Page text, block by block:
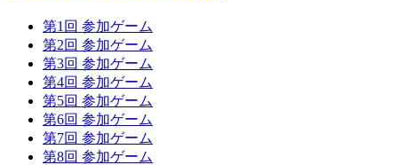
第1回 参加ゲーム
第2回 参加ゲーム
第3回 参加ゲーム
第4回 参加ゲーム
第5回 参加ゲーム
第6回 参加ゲーム
第7回 参加ゲーム
第8回 参加ゲーム